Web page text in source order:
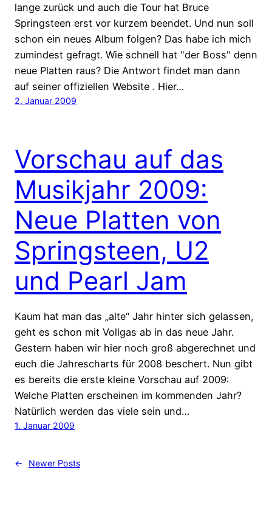
lange zurück und auch die Tour hat Bruce
Springsteen erst vor kurzem beendet. Und nun soll
schon ein neues Album folgen? Das habe ich mich
zumindest gefragt. Wie schnell hat "der Boss" denn
neue Platten raus? Die Antwort findet man dann
auf seiner offiziellen Website . Hier…
2. Januar 2009
Vorschau auf das
Musikjahr 2009:
Neue Platten von
Springsteen, U2
und Pearl Jam
Kaum hat man das „alte“ Jahr hinter sich gelassen,
geht es schon mit Vollgas ab in das neue Jahr.
Gestern haben wir hier noch groß abgerechnet und
euch die Jahrescharts für 2008 beschert. Nun gibt
es bereits die erste kleine Vorschau auf 2009:
Welche Platten erscheinen im kommenden Jahr?
Natürlich werden das viele sein und…
1. Januar 2009
← Newer Posts